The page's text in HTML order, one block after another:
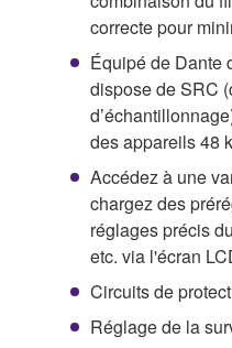
correcte pour
Équipé de Dante
dispose de SRC
des appareils 48
Accédez à une
chargez des
réglages précis
etc. via l'écran
Circuits de
Réglage de la